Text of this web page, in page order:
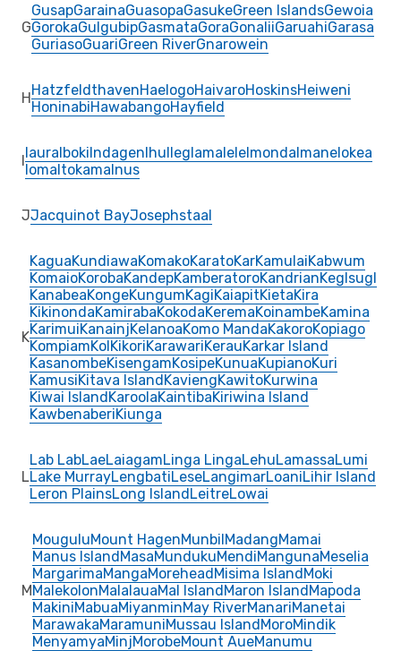
G
GusapGarainaGuasopaGasukeGreen IslandsGewoia
GorokaGulgubipGasmataGoraGonaliiGaruahiGarasa
GuriasoGuariGreen RiverGnarowein
H HatzfeldthavenHaelogoHaivaroHoskinsHeiweni
HoninabiHawabangoHayfield
IauraIbokiIndagenIhuIlegIamaleleImondaImaneIokea
IomaItokamaInus
JJacquinot BayJosephstaal
K
KaguaKundiawaKomakoKaratoKarKamulaiKabwum
KomaioKorobaKandepKamberatoroKandrianKeglsugl
KanabeaKongeKungumKagiKaiapitKietaKira
KikinondaKamirabaKokodaKeremaKoinambeKamina
KarimuiKanainjKelanoaKomo MandaKakoroKopiago
KompiamKolKikoriKarawariKerauKarkar Island
KasanombeKisengamKosipeKunuaKupianoKuri
KamusiKitava IslandKaviengKawitoKurwina
Kiwai IslandKaroolaKaintibaKiriwina Island
KawbenaberiKiunga
L
Lab LabLaeLaiagamLinga LingaLehuLamassaLumi
Lake MurrayLengbatiLeseLangimarLoaniLihir Island
Leron PlainsLong IslandLeitreLowai
M
MouguluMount HagenMunbilMadangMamai
Manus IslandMasaMundukuMendiMangunaMeselia
MargarimaMangaMoreheadMisima IslandMoki
MalekolonMalalauaMal IslandMaron IslandMapoda
MakiniMabuaMiyanminMay RiverManariManetai
MarawakaMaramuniMussau IslandMoroMindik
MenyamyaMinjMorobeMount AueManumu